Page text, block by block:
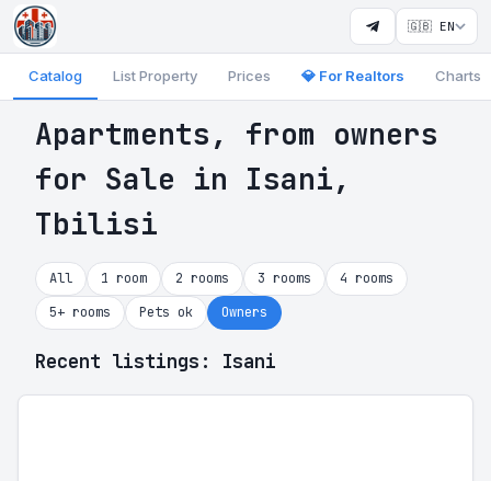
🇬🇧 EN
Catalog List Property Prices 💎 For Realtors Charts
Apartments, from owners
for Sale in Isani,
Tbilisi
All 1 room 2 rooms 3 rooms
4 rooms
5+ rooms
Pets ok Owners
Recent listings: Isani